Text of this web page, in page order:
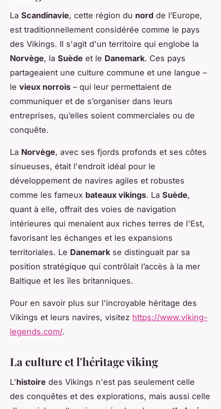
La Scandinavie, cette région du nord de l’Europe,
est traditionnellement considérée comme le pays
des Vikings. Il s'agit d'un territoire qui englobe la
Norvège, la Suède et le Danemark. Ces pays
partageaient une culture commune et une langue –
le vieux norrois – qui leur permettaient de
communiquer et de s’organiser dans leurs
entreprises, qu’elles soient commerciales ou de
conquête.
La Norvège, avec ses fjords profonds et ses côtes
sinueuses, était l'endroit idéal pour le
développement de navires agiles et robustes
comme les fameux bateaux vikings. La Suède,
quant à elle, offrait des voies de navigation
intérieures qui menaient aux riches terres de l'Est,
favorisant les échanges et les expansions
territoriales. Le Danemark se distinguait par sa
position stratégique qui contrôlait l’accès à la mer
Baltique et les îles britanniques.
Pour en savoir plus sur l'incroyable héritage des
Vikings et leurs navires, visitez https://www.viking-
legends.com/.
La culture et l'héritage viking
L'histoire des Vikings n'est pas seulement celle
des conquêtes et des explorations, mais aussi celle